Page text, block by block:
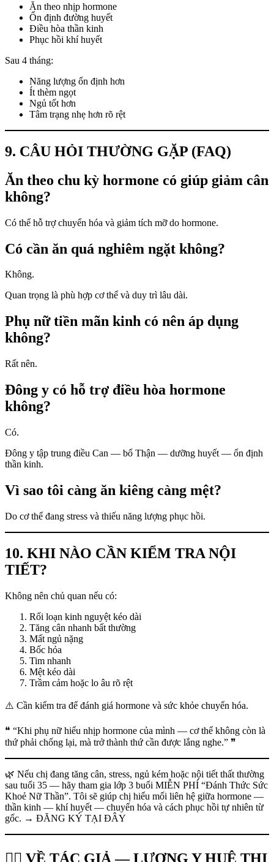
Ăn theo nhịp hormone
Ổn định đường huyết
Điều hòa thần kinh
Phục hồi khí huyết
Sau 4 tháng:
Năng lượng ổn định hơn
Ít thèm ngọt
Ngủ tốt hơn
Tâm trạng nhẹ hơn rõ rệt
9. CÂU HỎI THƯỜNG GẶP (FAQ)
Ăn theo chu kỳ hormone có giúp giảm cân
không?
Có thể hỗ trợ chuyển hóa và giảm tích mỡ do hormone.
Có cần ăn quá nghiêm ngặt không?
Không.
Quan trọng là phù hợp cơ thể và duy trì lâu dài.
Phụ nữ tiền mãn kinh có nên áp dụng
không?
Rất nên.
Đông y có hỗ trợ điều hòa hormone
không?
Có.
Đông y tập trung điều Can — bổ Thận — dưỡng huyết — ổn định
thần kinh.
Vì sao tôi càng ăn kiêng càng mệt?
Do cơ thể đang stress và thiếu năng lượng phục hồi.
10. KHI NÀO CẦN KIỂM TRA NỘI
TIẾT?
Không nên chủ quan nếu có:
Rối loạn kinh nguyệt kéo dài
Tăng cân nhanh bất thường
Mất ngủ nặng
Bốc hỏa
Tim nhanh
Mệt kéo dài
Trầm cảm hoặc lo âu rõ rệt
⚠️ Cần kiểm tra để đánh giá hormone và sức khỏe chuyển hóa.
❝ “Khi phụ nữ hiểu nhịp hormone của mình — cơ thể không còn là
thứ phải chống lại, mà trở thành thứ cần được lắng nghe.” ❞
🌿 Nếu chị đang tăng cân, stress, ngủ kém hoặc nội tiết thất thường
sau tuổi 35 — hãy tham gia lớp 3 buổi MIỄN PHÍ “Đánh Thức Sức
Khoẻ Nữ Thần”. Tôi sẽ giúp chị hiểu mối liên hệ giữa hormone —
thần kinh — khí huyết — chuyển hóa và cách phục hồi tự nhiên từ
gốc. → ĐĂNG KÝ TẠI ĐÂY
👩‍⚕️ VỀ TÁC GIẢ — LƯƠNG Y HUÊ THỊ